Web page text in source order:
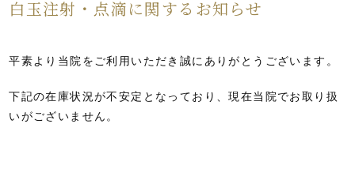
白玉注射・点滴に関するお知らせ
平素より当院をご利用いただき誠にありがとうございます。
下記の在庫状況が不安定となっており、現在当院でお取り扱
いがございません。